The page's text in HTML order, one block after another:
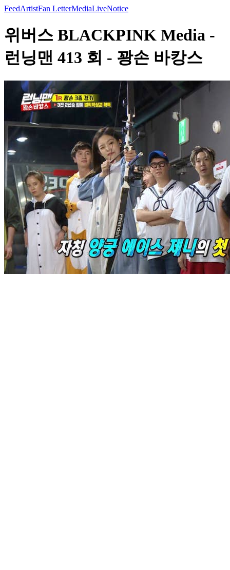
FeedArtistFan LetterMediaLiveNotice
위버스 BLACKPINK Media -
런닝맨 413 회 - 꽝손 바캉스